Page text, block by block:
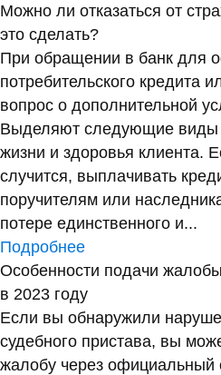
Можно ли отказаться от
это сделать?
При обращении в банк для
потребительского кредита
вопрос о дополнительной
Выделяют следующие виды
жизни и здоровья клиента.
случится, выплачивать
поручителям или
потере единственного и...
Подробнее
Особенности подачи
в 2023 году
Если вы обнаружили
судебного пристава, вы
жалобу через официальный